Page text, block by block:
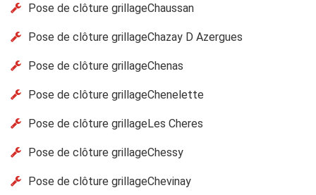
Pose de clôture grillageChaussan
Pose de clôture grillageChazay D Azergues
Pose de clôture grillageChenas
Pose de clôture grillageChenelette
Pose de clôture grillageLes Cheres
Pose de clôture grillageChessy
Pose de clôture grillageChevinay